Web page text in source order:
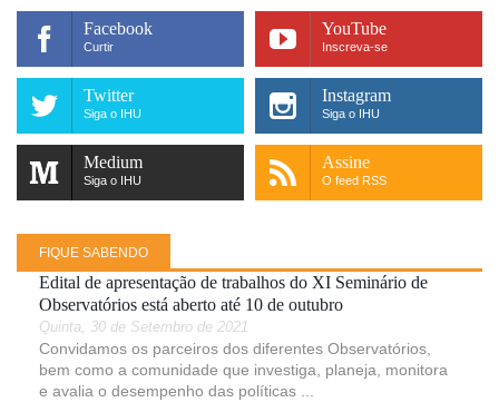
Facebook
Curtir
YouTube
Inscreva-se
Twitter
Siga o IHU
Instagram
Siga o IHU
Medium
Siga o IHU
Assine
O feed RSS
FIQUE SABENDO
Edital de apresentação de trabalhos do XI Seminário de
Observatórios está aberto até 10 de outubro
Quinta, 30 de Setembro de 2021
Convidamos os parceiros dos diferentes Observatórios,
bem como a comunidade que investiga, planeja, monitora
e avalia o desempenho das políticas ...